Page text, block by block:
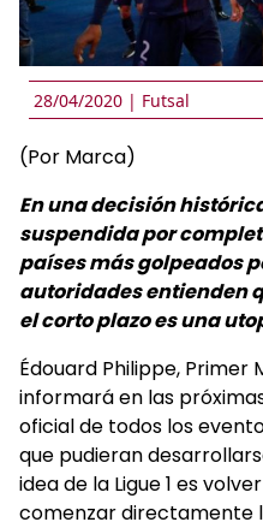
28/04/2020 | Futsal
(Por Marca)
En una decisión
suspendida por
países más golpeados
autoridades entienden
el corto plazo es una
Édouard Philippe, Primer
informará en las
oficial de todos los
que pudieran
idea de la Ligue 1 es
comenzar directamente